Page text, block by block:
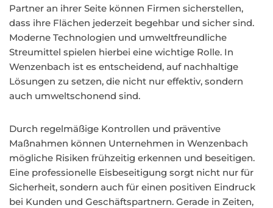
Partner an ihrer Seite können Firmen sicherstellen,
dass ihre Flächen jederzeit begehbar und sicher sind.
Moderne Technologien und umweltfreundliche
Streumittel spielen hierbei eine wichtige Rolle. In
Wenzenbach ist es entscheidend, auf nachhaltige
Lösungen zu setzen, die nicht nur effektiv, sondern
auch umweltschonend sind.
Durch regelmäßige Kontrollen und präventive
Maßnahmen können Unternehmen in Wenzenbach
mögliche Risiken frühzeitig erkennen und beseitigen.
Eine professionelle Eisbeseitigung sorgt nicht nur für
Sicherheit, sondern auch für einen positiven Eindruck
bei Kunden und Geschäftspartnern. Gerade in Zeiten,